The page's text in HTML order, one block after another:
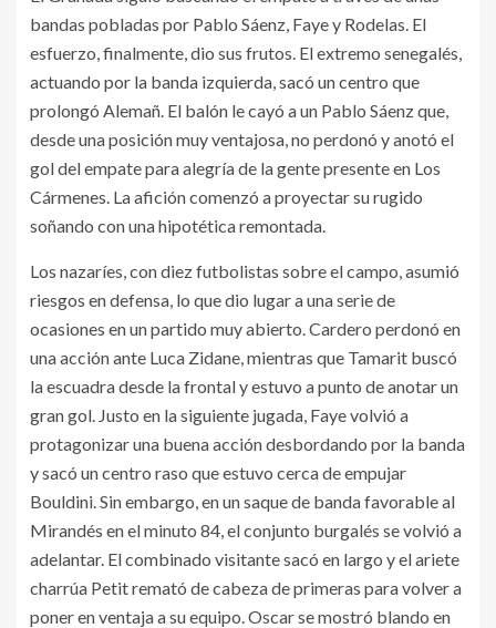
bandas pobladas por Pablo Sáenz, Faye y Rodelas. El
esfuerzo, finalmente, dio sus frutos. El extremo senegalés,
actuando por la banda izquierda, sacó un centro que
prolongó Alemañ. El balón le cayó a un Pablo Sáenz que,
desde una posición muy ventajosa, no perdonó y anotó el
gol del empate para alegría de la gente presente en Los
Cármenes. La afición comenzó a proyectar su rugido
soñando con una hipotética remontada.
Los nazaríes, con diez futbolistas sobre el campo, asumió
riesgos en defensa, lo que dio lugar a una serie de
ocasiones en un partido muy abierto. Cardero perdonó en
una acción ante Luca Zidane, mientras que Tamarit buscó
la escuadra desde la frontal y estuvo a punto de anotar un
gran gol. Justo en la siguiente jugada, Faye volvió a
protagonizar una buena acción desbordando por la banda
y sacó un centro raso que estuvo cerca de empujar
Bouldini. Sin embargo, en un saque de banda favorable al
Mirandés en el minuto 84, el conjunto burgalés se volvió a
adelantar. El combinado visitante sacó en largo y el ariete
charrúa Petit remató de cabeza de primeras para volver a
poner en ventaja a su equipo. Oscar se mostró blando en